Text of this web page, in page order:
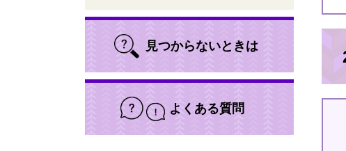
見つからないときは
よくある質問